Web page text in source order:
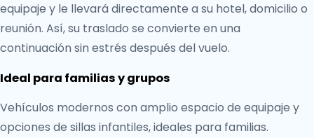
equipaje y le llevará directamente a su hotel, domicilio o
reunión. Así, su traslado se convierte en una
continuación sin estrés después del vuelo.
Ideal para familias y grupos
Vehículos modernos con amplio espacio de equipaje y
opciones de sillas infantiles, ideales para familias.